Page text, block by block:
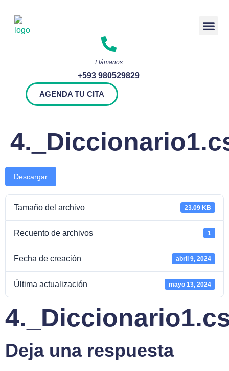
Llámanos
+593 980529829
AGENDA TU CITA
Descargar
Tamaño del archivo 23.09 KB
Recuento de archivos 1
Fecha de creación abril 9, 2024
Última actualización mayo 13, 2024
Deja una respuesta